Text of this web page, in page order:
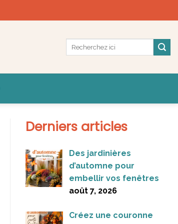
Derniers articles
Des jardinières
d’automne pour
embellir vos fenêtres
août 7, 2026
Créez une couronne